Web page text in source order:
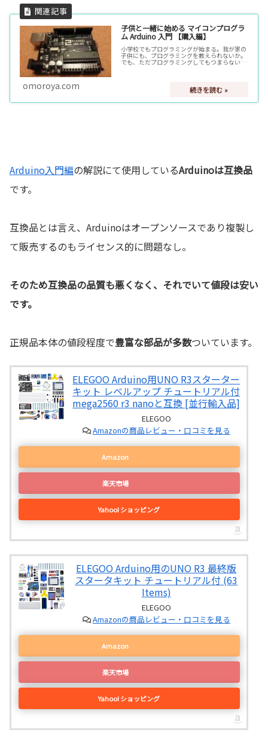
子供と一緒に始める マイコンプログラ
ム Arduino 入門 【購入編】
小学校でもプログラミングが始まる。我が家の
子供にも、プログラミングを教えられないか。
でも、ただプログラミングしてもつまらない。
omoroya.com
Arduino入門編の解説にて使用しているArduinoは互換品
です。
互換品とは言え、Arduinoはオープンソースであり複製し
て販売するのもライセンス的に問題なし。
そのため互換品の品質も悪くなく、それでいて値段は安い
です。
正規品本体の値段程度で豊富な部品が多数ついています。
ELEGOO Arduino用UNO R3スターター
キット レベルアップ チュートリアル付
mega2560 r3 nanoと互換 [並行輸入品]
ELEGOO
Amazonの商品レビュー・口コミを見る
Amazon
楽天市場
Yahoo! ショッピング
ELEGOO Arduino用のUNO R3 最終版
スタータキット チュートリアル付 (63
Items)
ELEGOO
Amazonの商品レビュー・口コミを見る
Amazon
楽天市場
Yahoo! ショッピング